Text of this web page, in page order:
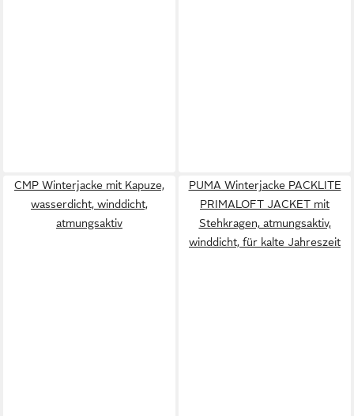
CMP Winterjacke mit Kapuze,
wasserdicht, winddicht,
atmungsaktiv
PUMA Winterjacke PACKLITE
PRIMALOFT JACKET mit
Stehkragen, atmungsaktiv,
winddicht, für kalte Jahreszeit